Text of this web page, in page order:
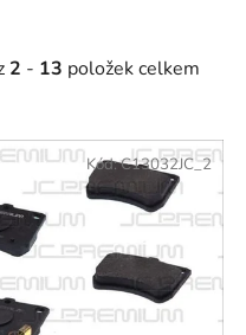
2 - 13 položek celkem
Kód:C13032JC_2